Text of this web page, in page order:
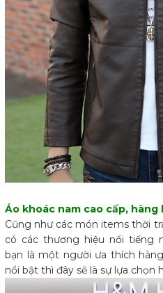
Áo khoác nam cao cấp, hàng
Cũng như các món items thời
có các thương hiệu nổi tiếng
bạn là một người ưa thích
nổi bật thì đây sẽ là sự lựa chọn